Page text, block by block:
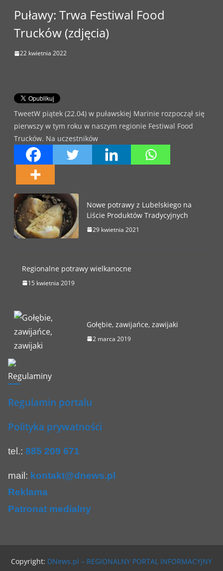
Puławy: Trwa Festiwal Food
Trucków (zdjęcia)
22 kwietnia 2022
TweetW piątek (22.04) w puławskiej Marinie rozpoczął się
pierwszy w tym roku w naszym regionie Festiwal Food
Trucków. Na uczestników
Nowe potrawy z Lubelskiego na
Liście Produktów Tradycyjnych
29 kwietnia 2021
Regionalne potrawy wielkanocne
15 kwietnia 2019
Gołębie, zawijańce, zawijaki
2 marca 2019
Regulaminy
Regulamin portalu
Polityka prywatności
tel.: 885 209 671
mail: kontakt@dnews.pl
Reklama
Patronat medialny
Copyright: DNews.pl – REGIONALNY PORTAL INFORMACYJNY